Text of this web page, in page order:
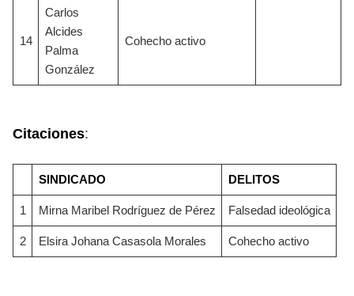
14
Carlos
Alcides
Palma
González
Cohecho activo
Citaciones:
SINDICADO DELITOS
1 Mirna Maribel Rodríguez de Pérez Falsedad ideológica
2 Elsira Johana Casasola Morales Cohecho activo